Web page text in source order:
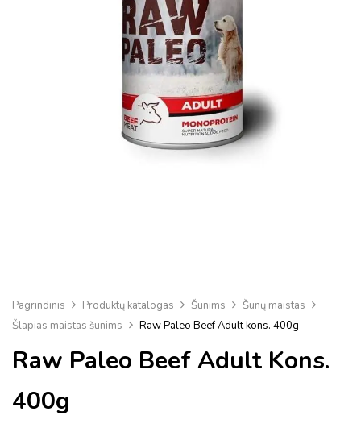
Pagrindinis Produktų katalogas Šunims
Šunų maistas
Šlapias maistas šunims
Raw Paleo Beef Adult kons. 400g
Raw Paleo Beef Adult Kons.
400g